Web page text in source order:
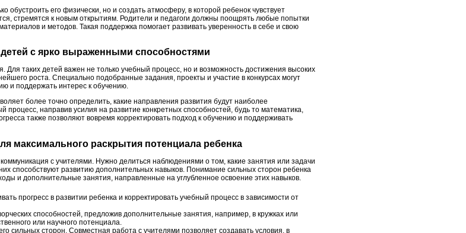
обустроить его физически, но и создать атмосферу, в которой ребенок чувствует
стремятся к новым открытиям. Родители и педагоги должны поощрять любые попытки
и методов. Такая поддержка помогает развивать уверенность в себе и свою
с ярко выраженными способностями
Для таких детей важен не только учебный процесс, но и возможность достижения высоких
роста. Специально подобранные задания, проекты и участие в конкурсах могут
и поддержать интерес к обучению.
более точно определить, какие направления развития будут наиболее
направив усилия на развитие конкретных способностей, будь то математика,
также позволяют вовремя корректировать подход к обучению и поддерживать
максимального раскрытия потенциала ребенка
с учителями. Нужно делиться наблюдениями о том, какие занятия или задачи
способствуют развитию дополнительных навыков. Понимание сильных сторон ребенка
и дополнительные занятия, направленные на углубленное освоение этих навыков.
прогресс в развитии ребенка и корректировать учебный процесс в зависимости от
способностей, предложив дополнительные занятия, например, в кружках или
или научного потенциала.
сильных сторон. Совместная работа с учителями позволяет создавать условия, в